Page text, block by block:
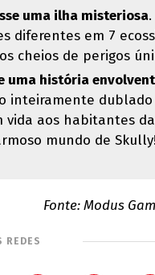
uma ilha misteriosa
diferentes em 7
cheios de perigos
uma história
inteiramente dublado
vida aos habitantes
mundo de Skully!
Fonte: Modus
REDES